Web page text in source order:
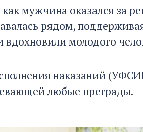
мужчина оказался за
рядом,
молодого
наказаний
любые преграды.